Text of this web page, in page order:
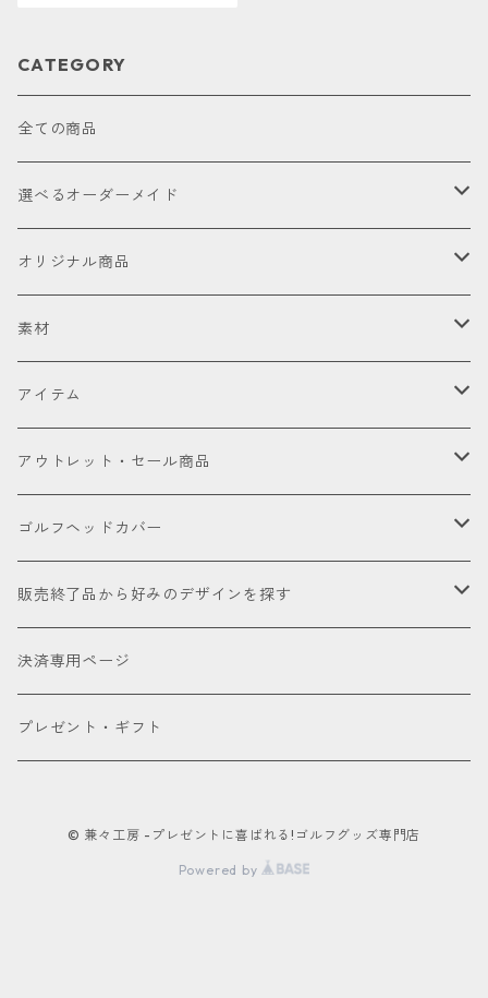
CATEGORY
全ての商品
選べるオーダーメイド
お試し
オリジナル商品
セット販売品
ドライバー
フェアウェイウッド
ユーティリティー
パター
素材
皮革（本革・合成）
国内製高級本革
海外製高級本革
国産織物
金華山（ジャガードパイル）
帆布
アイテム
ゴルフヘッドカバー
ドライバー
ミニドライバー
パターカバー
ゴルフクラブ
ウェッジ
パター
アクセサリー
パターカバーキャッチャー
ネームタグ
カートバッグ
ケアグッズ
アウトレット・セール商品
アウトレット商品
セール品会場
ゴルフヘッドカバー
お試し
販売終了品から好みのデザインを探す
色で探す
ブラック
種類で探す
決済専用ページ
プレゼント・ギフト
© 兼々工房 -プレゼントに喜ばれる!ゴルフグッズ専門店
Powered by